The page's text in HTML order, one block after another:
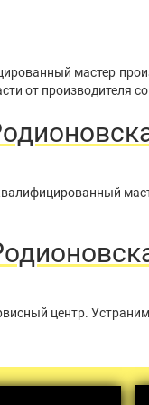
мастер
от производителя
центр.